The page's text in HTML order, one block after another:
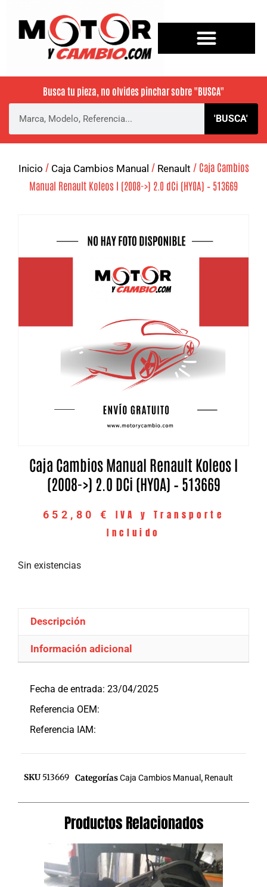
Busca tu pieza, no olvides pinchar sobre "BUSCA"
'BUSCA'
Inicio / Caja Cambios Manual / Renault / Caja Cambios
Manual Renault Koleos I (2008->) 2.0 dCi (HY0A) – 513669
Caja Cambios Manual Renault Koleos I
(2008->) 2.0 DCi (HY0A) – 513669
652,80 €
IVA y Transporte
Incluido
Sin existencias
Descripción
Información adicional
Fecha de entrada: 23/04/2025
Referencia OEM:
Referencia IAM:
SKU 513669 CategoríasCaja Cambios Manual , Renault
Productos Relacionados